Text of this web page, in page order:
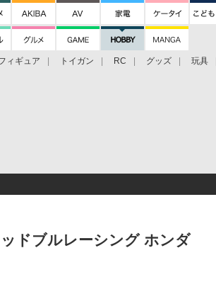
ィギュア トイガン RC グッズ 玩具
ドブルレーシング ホンダ